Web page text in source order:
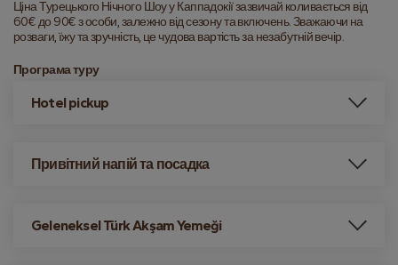
Ціна Турецького Нічного Шоу у Каппадокії зазвичай коливається від
60€ до 90€ з особи, залежно від сезону та включень. Зважаючи на
розваги, їжу та зручність, це чудова вартість за незабутній вечір.
Програма туру
Hotel pickup
Привітний напій та посадка
Geleneksel Türk Akşam Yemeği